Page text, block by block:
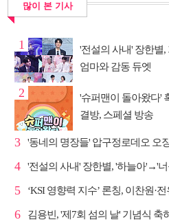
많이 본 기사
1
'전설의 사내' 장한별,
엄마와 감동 듀엣
2
'슈퍼맨이 돌아왔다'
결방, 스페셜 방송
3
4
5
6 김용빈, '제7회 섬의 날' 기념식 축